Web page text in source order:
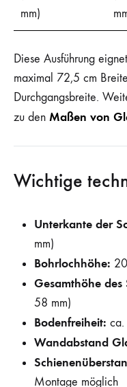
mm)
Diese Ausführung
maximal 72,5 cm
Durchgangsbreite.
zu den Maßen von
Wichtige
Unterkante der
mm)
Bohrlochhöhe:
Gesamthöhe des
58 mm)
Bodenfreiheit: ca.
Wandabstand
Montage möglich